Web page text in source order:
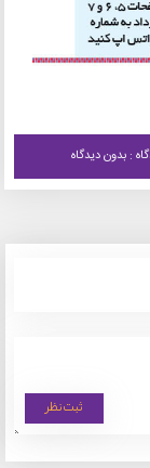
: بدون دیدگاه